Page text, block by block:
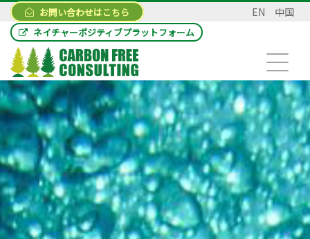
お問い合わせはこちら EN 中国
ネイチャーポジティブプラットフォーム